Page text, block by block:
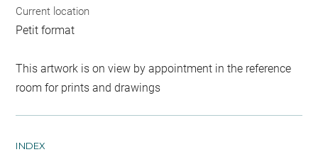
Current location
Petit format
This artwork is on view by appointment in the reference
room for prints and drawings
INDEX